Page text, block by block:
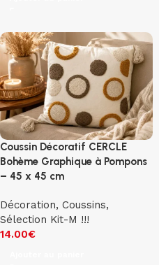
Coussin Décoratif CERCLE
Bohème Graphique à Pompons
– 45 x 45 cm
Décoration, Coussins,
Sélection Kit-M !!!
14.00€